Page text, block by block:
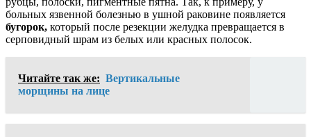
больных язвенной болезнью в ушной раковине появляется
бугорок, который после резекции желудка превращается в
серповидный шрам из белых или красных полосок.
Читайте так же: Вертикальные
морщины на лице